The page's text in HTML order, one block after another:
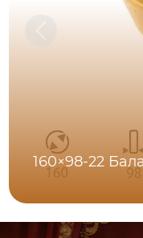
160×98-22